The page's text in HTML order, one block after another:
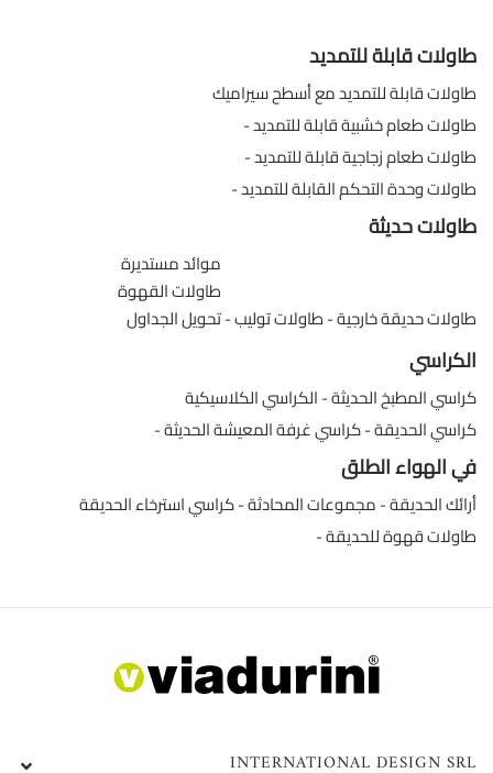
طاولات قابلة للتمديد
طاولات قابلة للتمديد مع أسطح سيراميك
طاولات طعام خشبية قابلة للتمديد
طاولات طعام زجاجية قابلة للتمديد
طاولات وحدة التحكم القابلة للتمديد
طاولات حديثة
موائد مستديرة
طاولات القهوة
تحويل الجداول طاولات توليب طاولات حديقة خارجية
الكراسي
الكراسي الكلاسيكية كراسي المطبخ الحديثة
كراسي غرفة المعيشة الحديثة كراسي الحديقة
في الهواء الطلق
كراسي استرخاء الحديقة مجموعات المحادثة أرائك الحديقة
طاولات قهوة للحديقة
INTERNATIONAL DESIGN SRL